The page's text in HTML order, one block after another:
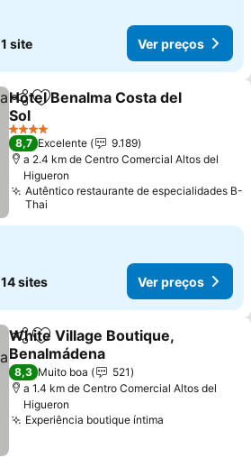
1 site Ver preços
PartilharAdicionar aos favoritos
Hotel Benalma Costa del
Sol
4 Estrelas
8,7 Excelente
9.189
a 2.4 km de Centro Comercial Altos del
Higueron
Autêntico restaurante de especialidades B-
Thai
14 sites Ver preços
PartilharAdicionar aos favoritos
White Village Boutique,
Benalmádena
8,3 Muito boa
521
a 1.4 km de Centro Comercial Altos del
Higueron
Experiência boutique íntima